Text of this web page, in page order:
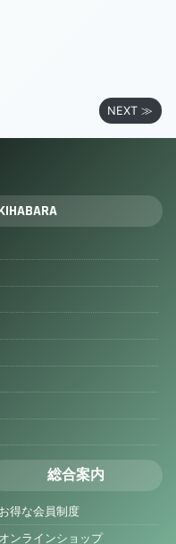
NEXT ≫
総合案内
お得な会員制度
オンラインショップ